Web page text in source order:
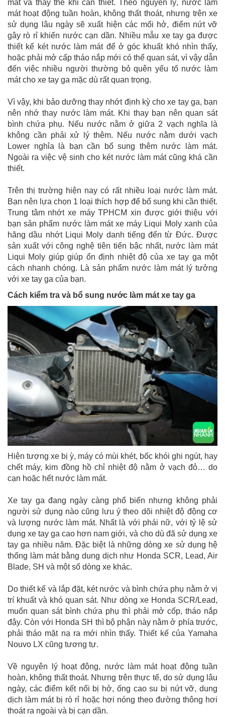
mát và thay thế khi cần thiết. Theo nguyên lý, nước làm
mát hoạt động tuần hoàn, không thất thoát, nhưng trên xe
sử dụng lâu ngày sẽ xuất hiện các mối hở, điểm nứt vỡ
gây rò rỉ khiến nước cạn dần. Nhiều mẫu xe tay ga được
thiết kế két nước làm mát để ở góc khuất khó nhìn thấy,
hoặc phải mở cấp tháo nắp mới có thể quan sát, vì vậy dẫn
đến việc nhiều người thường bỏ quên yếu tố nước làm
mát cho xe tay ga mặc dù rất quan trọng.
Vì vậy, khi bảo dưỡng thay nhớt định kỳ cho xe tay ga, bạn
nên nhớ thay nước làm mát. Khi thay bạn nên quan sát
bình chứa phụ. Nếu nước nằm ở giữa 2 vạch nghĩa là
không cần phải xử lý thêm. Nếu nước nằm dưới vạch
Lower nghỉa là bạn cần bổ sung thêm nước làm mát.
Ngoài ra việc vệ sinh cho két nước làm mát cũng khá cần
thiết.
Trên thị trường hiện nay có rất nhiều loại nước làm mát.
Bạn nên lựa chọn 1 loại thích hợp để bổ sung khi cần thiết.
Trung tâm nhớt xe máy TPHCM xin được giới thiệu với
bạn sản phẩm nước làm mát xe máy Liqui Moly xanh của
hãng dầu nhớt Liqui Moly danh tiếng đến từ Đức. Được
sản xuất với công nghệ tiên tiến bậc nhất, nước làm mát
Liqui Moly giúp giúp ổn định nhiệt độ của xe tay ga một
cách nhanh chóng. Là sản phẩm nước làm mát lý tưởng
với xe tay ga của bạn.
Cách kiểm tra và bổ sung nước làm mát xe tay ga
Hiện tượng xe bị ỳ, máy có mùi khét, bốc khói ghi ngút, hay
chết máy, kim đồng hồ chỉ nhiệt độ nằm ở vạch đỏ… do
cạn hoặc hết nước làm mát.
Xe tay ga đang ngày càng phổ biến nhưng không phải
người sử dụng nào cũng lưu ý theo dõi nhiệt độ động cơ
và lượng nước làm mát. Nhất là với phái nữ, với tỷ lệ sử
dụng xe tay ga cao hơn nam giới, và cho dù đã sử dụng xe
tay ga nhiều năm. Đặc biệt là những dòng xe sử dụng hệ
thống làm mát bằng dung dịch như Honda SCR, Lead, Air
Blade, SH và một số dòng xe khác.
Do thiết kế và lắp đặt, két nước và bình chứa phụ nằm ở vị
trí khuất và khó quan sát. Như dòng xe Honda SCR/Lead,
muốn quan sát bình chứa phụ thì phải mở cốp, tháo nắp
đậy. Còn với Honda SH thì bộ phận này nằm ở phía trước,
phải tháo mặt nạ ra mới nhìn thấy. Thiết kế của Yamaha
Nouvo LX cũng tương tự.
Về nguyên lý hoạt động, nước làm mát hoạt động tuần
hoàn, không thất thoát. Nhưng trên thực tế, do sử dụng lâu
ngày, các điểm kết nối bị hở, ống cao su bị nứt vỡ, dung
dịch làm mát bị rò rỉ hoặc hơi nóng theo đường thông hơi
thoát ra ngoài và bị cạn dần.